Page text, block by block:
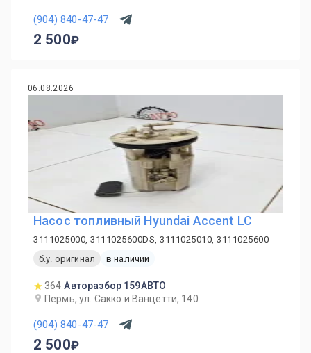
(904) 840-47-47
2 500
06.08.2026
Насос топливный Hyundai Accent LC
3111025000, 3111025600DS, 3111025010, 3111025600
б.у. оригинал
в наличии
364 Авторазбор 159АВТО
Пермь, ул. Сакко и Ванцетти, 140
(904) 840-47-47
2 500